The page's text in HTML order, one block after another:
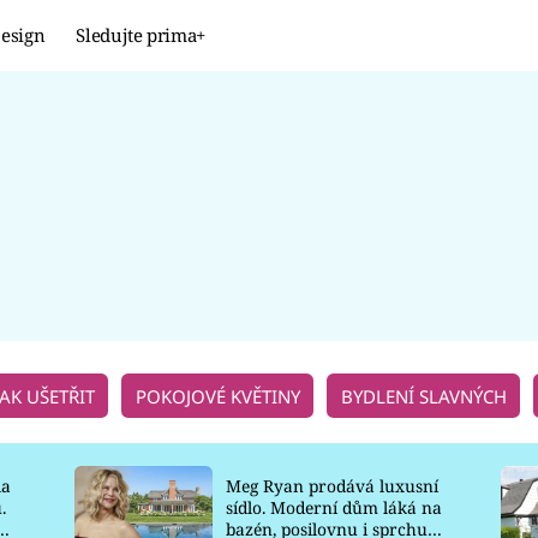
Sledujte prima+
UŠETŘIT POKOJOVÉ KVĚTINY BYDLENÍ SLAVNÝCH
Meg Ryan prodává luxusní
sídlo. Moderní dům láká na
bazén, posilovnu i sprchu